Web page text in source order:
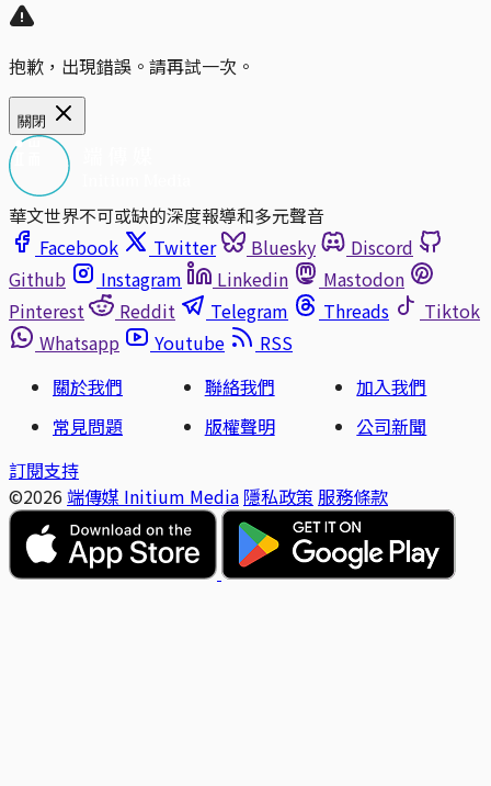
抱歉，出現錯誤。請再試一次。
關閉
華文世界不可或缺的深度報導和多元聲音
Facebook
Twitter Bluesky
Discord
Github
Instagram Linkedin
Mastodon
Pinterest
Reddit Telegram Threads
Tiktok
Whatsapp
Youtube
RSS
關於我們
聯絡我們
加入我們
常見問題
版權聲明
公司新聞
訂閱支持
©2026 端傳媒 Initium Media 隱私政策 服務條款